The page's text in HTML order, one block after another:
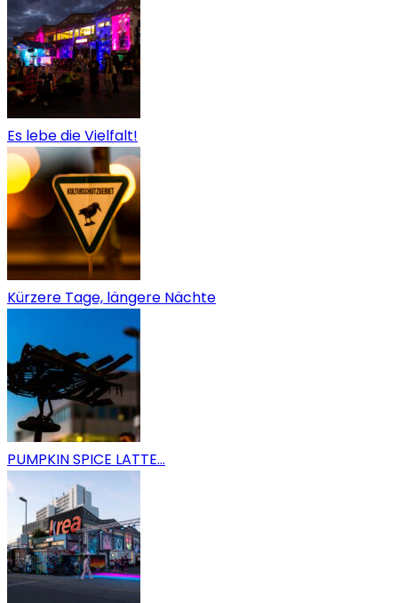
Es lebe die Vielfalt!
Kürzere Tage, längere Nächte
PUMPKIN SPICE LATTE…